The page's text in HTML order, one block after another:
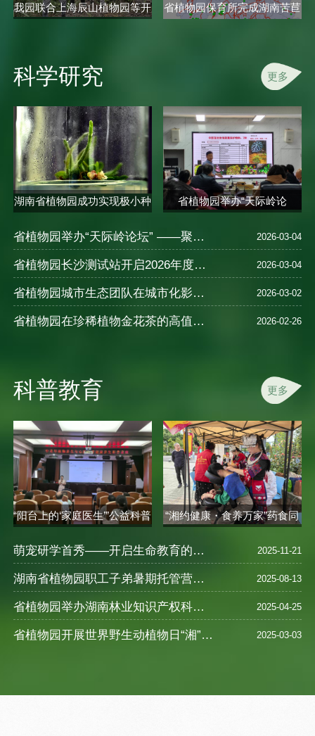
我园联合上海辰山植物园等开
省植物园保育所完成湖南苦苣
科学研究 更多
湖南省植物园成功实现极小种
省植物园举办“天际岭论
省植物园举办“天际岭论坛” ——聚焦植物健康智慧与中医养生 2026-03-04
省植物园长沙测试站开启2026年度樱花新品种测试 2026-03-04
省植物园城市生态团队在城市化影响湿地N2O排放及氮循环机制研究中取得进展 2026-03-02
省植物园在珍稀植物金花茶的高值化利用研究领域取得重要进展 2026-02-26
科普教育 更多
“阳台上的‘家庭医生’”公益科普
“湘约健康・食养万家”药食同
萌宠研学首秀——开启生命教育的奇妙之旅 2025-11-21
湖南省植物园职工子弟暑期托管营圆满落幕 ——探索自然奥秘，乐享缤纷暑假 2025-08-13
省植物园举办湖南林业知识产权科普宣教活动 2025-04-25
省植物园开展世界野生动植物日“湘”遇奇珍--珍稀野生植物探访之旅活动 2025-03-03